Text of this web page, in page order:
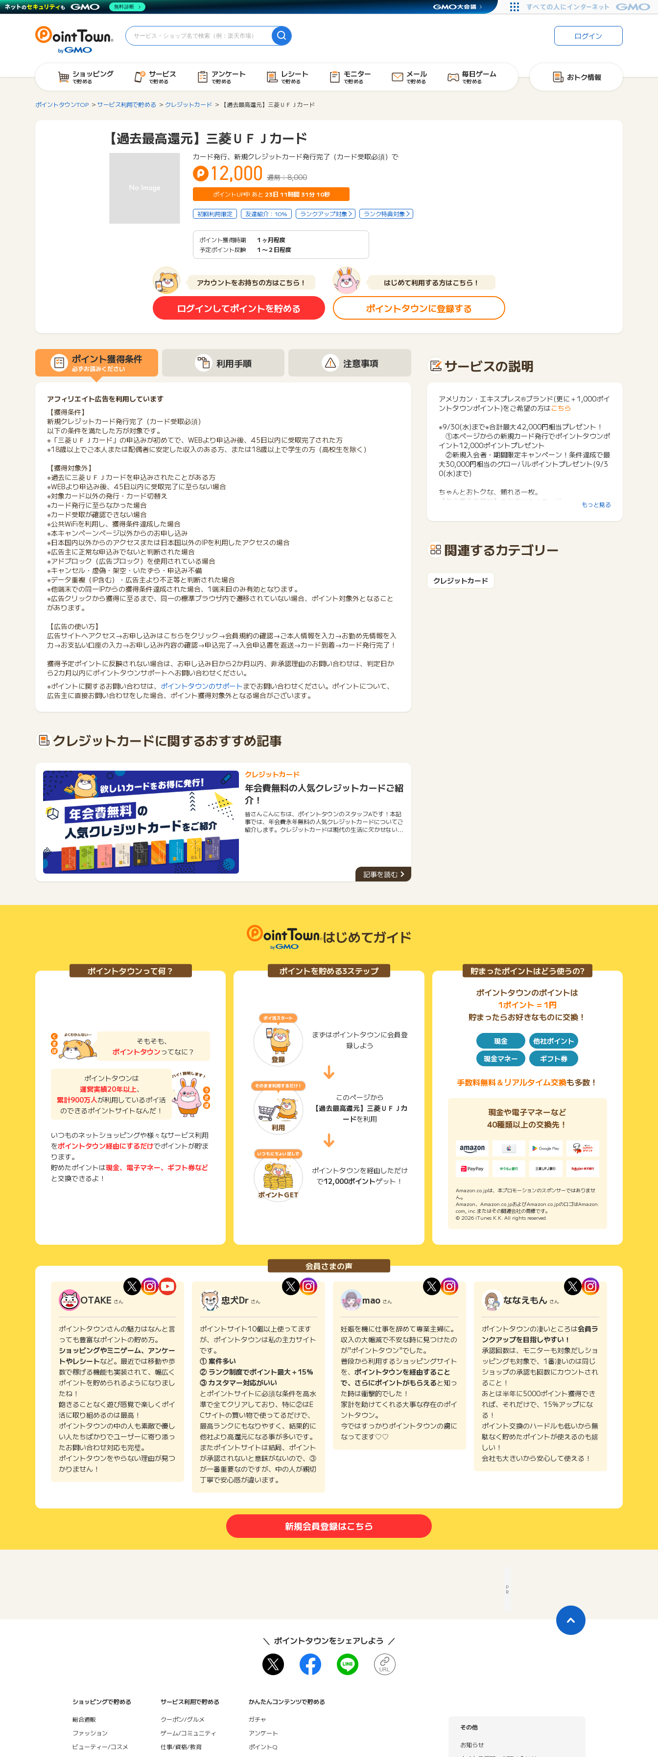
ログイン
ショッピング
で貯める
サービス
で貯める
アンケート
で貯める
レシート
で貯める
モニター
で貯める
メール
で貯める
毎日ゲーム
で貯める おトク情報
ポイントタウンTOP サービス利用で貯める クレジットカード 【過去最高還元】三菱ＵＦＪカード
【過去最高還元】三菱ＵＦＪカード
カード発行、新規クレジットカード発行完了（カード受取必須）で
12,000 通常：8,000
ポイントUP中 あと 23日 11時間 31分09秒
初回利用限定 友達紹介：10% ランクアップ対象 ランク特典対象
ポイント獲得時期
１ヶ月程度
予定ポイント反映
１〜２日程度
アカウントをお持ちの方はこちら！
ログインしてポイントを貯める
はじめて利用する方はこちら！
ポイントタウンに登録する
ポイント獲得条件
必ずお読みください 利用手順 注意事項
アフィリエイト広告を利用しています
【獲得条件】
新規クレジットカード発行完了（カード受取必須）
以下の条件を満たした方が対象です。
※「三菱ＵＦＪカード」の申込みが初めてで、WEBより申込み後、45日以内に受取完了された方
※18歳以上でご本人または配偶者に安定した収入のある方、または18歳以上で学生の方（高校生を除く）
【獲得対象外】
※過去に三菱ＵＦＪカードを申込みされたことがある方
※WEBより申込み後、45日以内に受取完了に至らない場合
※対象カード以外の発行・カード切替え
※カード発行に至らなかった場合
※カード受取が確認できない場合
※公共WiFiを利用し、獲得条件達成した場合
※本キャンペーンページ以外からのお申し込み
※日本国内以外からのアクセスまたは日本国以外のIPを利用したアクセスの場合
※広告主に正常な申込みでないと判断された場合
※アドブロック（広告ブロック）を使用されている場合
※キャンセル・虚偽・架空・いたずら・申込み不備
※データ重複（IP含む）・広告主より不正等と判断された場合
※他端末での同一IPからの獲得条件達成された場合、1端末目のみ有効となります。
※広告クリックから獲得に至るまで、同一の標準ブラウザ内で遷移されていない場合、ポイント対象外となること
があります。
【広告の使い方】
広告サイトへアクセス→お申し込みはこちらをクリック→会員規約の確認→ご本人情報を入力→お勤め先情報を入
力→お支払い口座の入力→お申し込み内容の確認→申込完了→入会申込書を返送→カード到着→カード発行完了！
獲得予定ポイントに反映されない場合は、お申し込み日から2か月以内、非承認理由のお問い合わせは、判定日か
ら2カ月以内にポイントタウンサポートヘお問い合わせください。
※ポイントに関するお問い合わせは、 ポイントタウンのサポートまでお問い合わせください。ポイントについて、
広告主に直接お問い合わせをした場合、ポイント獲得対象外となる場合がございます。
クレジットカードに関するおすすめ記事
クレジットカード
年会費無料の人気クレジットカードご紹
介！
皆さんこんにちは、ポイントタウンのスタッフAです！本記
事では、年会費永年無料の人気クレジットカードについてご
紹介します。クレジットカードは現代の生活に欠かせないツ
ビスを提供しながらも、年会費を一切支払う必要がありませ
ん。ぜひ、自分に合ったカードを見つけて、お得な生活を送
りましょう。
記事を読む
サービスの説明
アメリカン・エキスプレス®ブランド(更に＋1,000ポイ
ントタウンポイント)をご希望の方はこちら
※9/30(水)まで※合計最大42,000円相当プレゼント！
①本ページからの新規カード発行でポイントタウンポ
イント12,000ポイントプレゼント
②新規入会者・期間限定キャンペーン！条件達成で最
大30,000円相当のグローバルポイントプレゼント(9/3
0(水)まで)
ちゃんとおトクな、頼れる一枚。
【年会費永年無料】の三菱ＵＦＪカード
■対象のコンビニ・スーパー・飲食店など（*1）のご利
■新規入会者・期間限定キャンペーン！条件達成で最大
30,000円相当のグローバルポイントプレゼント！
プレゼント（*3）
└期間限定！新規ご入会＋条件達成で対象店舗でのご
もっと見る
関連するカテゴリー
クレジットカード
はじめてガイド
ポイントタウンって何？
そもそも、
ポイントタウンってなに？
ポイントタウンは
運営実績20年以上、
累計900万人が利用しているポイ活
のできるポイントサイトなんだ！
いつものネットショッピングや様々なサービス利用
をポイントタウン経由にするだけでポイントが貯ま
ります。
貯めたポイントは現金、電子マネー、ギフト券など
と交換できるよ！
ポイントを貯める3ステップ
まずはポイントタウンに会員登
録しよう
このページから
【過去最高還元】三菱ＵＦＪカ
ードを利用
ポイントタウンを経由しただけ
で12,000ポイントゲット！
貯まったポイントはどう使うの?
ポイントタウンのポイントは
1ポイント = 1円
貯まったらお好きなものに交換！
現金
他社ポイント
現金マネー
ギフト券
手数料無料＆リアルタイム交換も多数！
現金や電子マネーなど
40種類以上の交換先！
Amazon.co.jpは、本プロモーションのスポンサーではありませ
ん。
Amazon、Amazon.co.jpおよびAmazon.co.jpのロゴはAmazon.
com, inc.またはその関連会社の商標です。
© 2026 iTunes K.K. All rights reserved.
会員さまの声
OTAKE さん
ポイントタウンさんの魅力はなんと言
っても豊富なポイントの貯め方。
ショッピングやミニゲーム、アンケー
トやレシートなど。最近では移動や歩
数で稼げる機能も実装されて、幅広く
ポイントを貯められるようになりまし
たね！
飽きることなく遊び感覚で楽しくポイ
活に取り組めるのは最高！
ポイントタウンの中の人も素敵で優し
い人たちばかりでユーザーに寄り添っ
たお問い合わせ対応も完璧。
ポイントタウンをやらない理由が見つ
かりません！
忠犬Dr さん
ポイントサイト10個以上使ってます
が、ポイントタウンは私の主力サイト
です。
① 案件多い
② ランク制度でポイント最大＋15%
③ カスタマー対応がいい
とポイントサイトに必須な条件を高水
準で全てクリアしており、特に②はE
Cサイトの買い物で使ってるだけで、
最高ランクにもなりやすく、結果的に
他社より高還元になる事が多いです。
またポイントサイトは結局、ポイント
が承認されないと意味がないので、③
が一番重要なのですが、中の人が親切
丁寧で安心感が違います。
mao さん
妊娠を機に仕事を辞めて専業主婦に。
収入の大幅減で不安な時に見つけたの
が"ポイントタウン"でした。
普段から利用するショッピングサイト
を、 ポイントタウンを経由すること
で、さらにポイントがもらえると知っ
た時は衝撃的でした！
家計を助けてくれる大事な存在のポイ
ントタウン。
今ではすっかりポイントタウンの虜に
なってます♡♡
ななえもん さん
ポイントタウンの凄いところは会員ラ
ンクアップを目指しやすい！
承認回数は、モニターも対象だしショ
ッピングも対象で、1番凄いのは同じ
ショップの承認も回数にカウントされ
ること！
あとは半年に5000ポイント獲得でき
れば、それだけで、15%アップにな
る！
ポイント交換のハードルも低いから無
駄なく貯めたポイントが使えるのも嬉
しい！
会社も大きいから安心して使える！
新規会員登録はこちら
P
R
ポイントタウンをシェアしよう
ショッピングで貯める
総合通販
ファッション
ビューティー/コスメ
サービス利用で貯める
クーポン/グルメ
ゲーム/コミュニティ
仕事/資格/教育
かんたんコンテンツで貯める
ガチャ
アンケート
ポイントQ
その他
お知らせ
無料診断